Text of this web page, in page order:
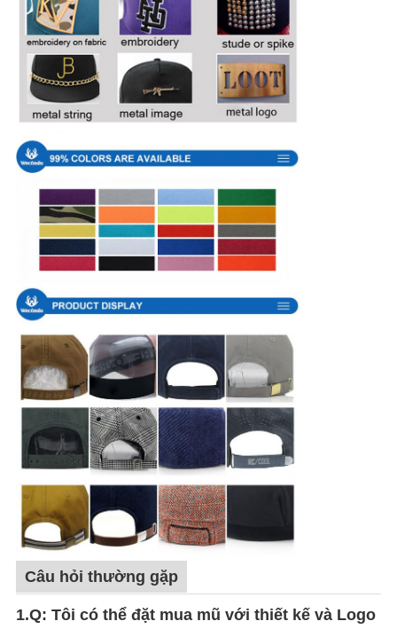
Câu hỏi thường gặp
1.Q: Tôi có thể đặt mua mũ với thiết kế và Logo